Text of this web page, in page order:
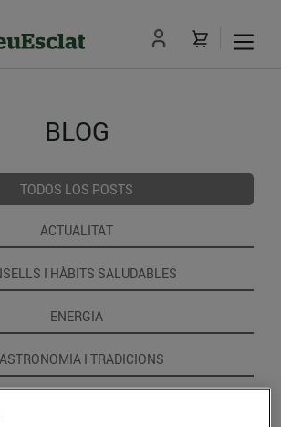
BLOG
TODOS LOS POSTS
ACTUALITAT
I HÀBITS SALUDABLES
ENERGIA
I TRADICIONS